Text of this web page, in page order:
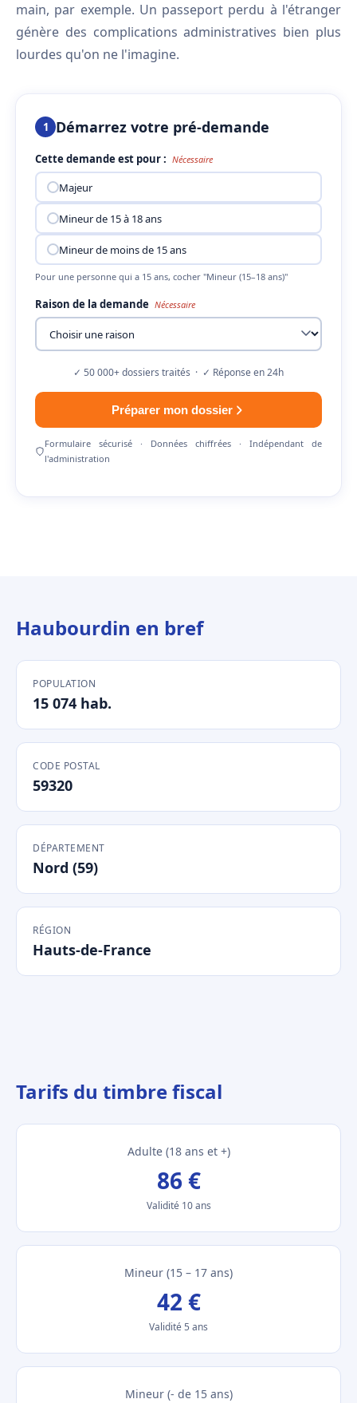
main, par exemple. Un passeport perdu à l'étranger
génère des complications administratives bien plus
lourdes qu'on ne l'imagine.
1 Démarrez votre pré-demande
Cette demande est pour : Nécessaire
Majeur
Mineur de 15 à 18 ans
Mineur de moins de 15 ans
Pour une personne qui a 15 ans, cocher "Mineur (15–18 ans)"
Raison de la demande Nécessaire
✓ 50 000+ dossiers traités · ✓ Réponse en 24h
Préparer mon dossier
Formulaire sécurisé · Données chiffrées · Indépendant de
l'administration
Haubourdin en bref
POPULATION
15 074 hab.
CODE POSTAL
59320
DÉPARTEMENT
Nord (59)
RÉGION
Hauts-de-France
Tarifs du timbre fiscal
Adulte (18 ans et +)
86 €
Validité 10 ans
Mineur (15 – 17 ans)
42 €
Validité 5 ans
Mineur (- de 15 ans)